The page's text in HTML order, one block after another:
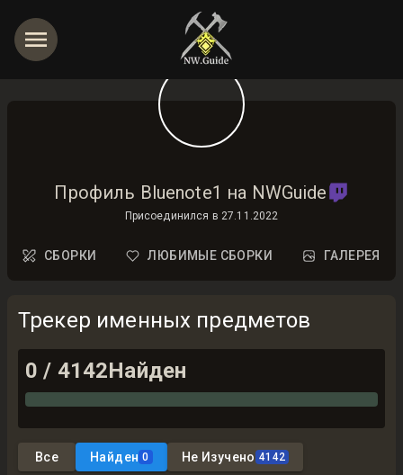
Профиль Bluenote1 на NWGuide
Присоединился в 27.11.2022
СБОРКИ ЛЮБИМЫЕ СБОРКИ ГАЛЕРЕЯ
Трекер именных предметов
0 / 4142Найден
Все Найден 0 Не Изучено 4142